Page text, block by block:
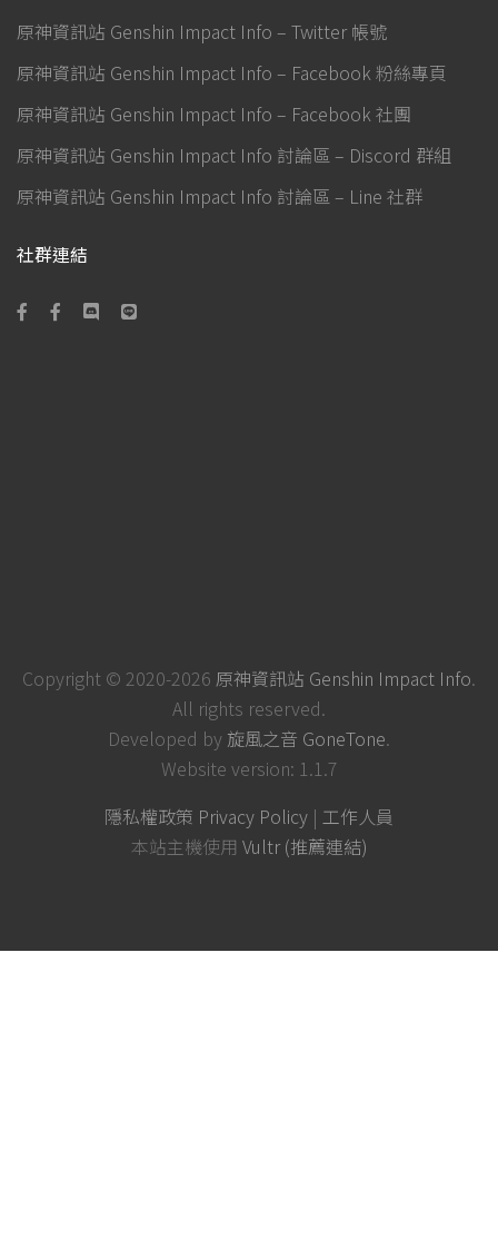
原神資訊站 Genshin Impact Info – Twitter 帳號
原神資訊站 Genshin Impact Info – Facebook 粉絲專頁
原神資訊站 Genshin Impact Info – Facebook 社團
原神資訊站 Genshin Impact Info 討論區 – Discord 群組
原神資訊站 Genshin Impact Info 討論區 – Line 社群
社群連結
Copyright © 2020-2026 原神資訊站 Genshin Impact Info.
All rights reserved.
Developed by 旋風之音 GoneTone.
Website version: 1.1.7
隱私權政策 Privacy Policy | 工作人員
本站主機使用 Vultr (推薦連結)